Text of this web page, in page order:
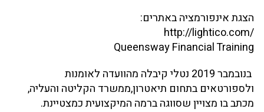
הצגת אינפורמציה באתרים:
/http://lightico.com
Queensway Financial Training
בנובמבר 2019 נטלי קיבלה מהוועדה לאומנות
ולספורטאים בתחום תיאטרון,ממשרד הקליטה והעליה,
מכתב בו מצויין שסווגה ברמה המיקצועית כמצטיינת.